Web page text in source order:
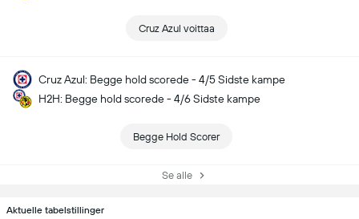
Cruz Azul voittaa
Cruz Azul: Begge hold scorede - 4/5 Sidste kampe
H2H: Begge hold scorede - 4/6 Sidste kampe
Begge Hold Scorer
Se alle
Aktuelle tabelstillinger